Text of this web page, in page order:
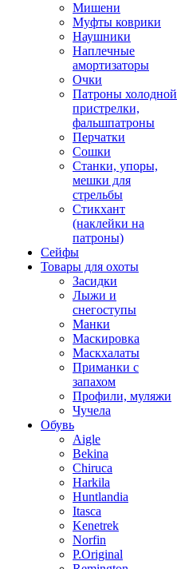
Мишени
Муфты коврики
Наушники
Наплечные
амортизаторы
Очки
Патроны холодной
пристрелки,
фальшпатроны
Перчатки
Сошки
Станки, упоры,
мешки для
стрельбы
Стикхант
(наклейки на
патроны)
Сейфы
Товары для охоты
Засидки
Лыжи и
снегоступы
Манки
Маскировка
Маскхалаты
Приманки с
запахом
Профили, муляжи
Чучела
Обувь
Aigle
Bekina
Chiruсa
Harkila
Huntlandia
Itasca
Kenetrek
Norfin
P.Original